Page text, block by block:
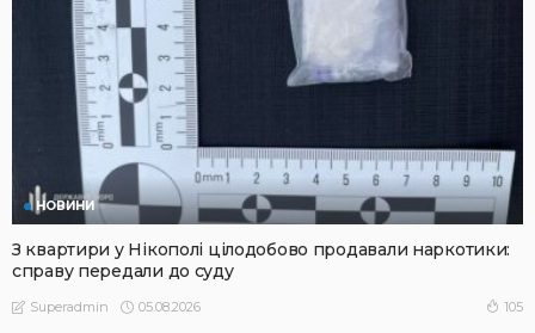
НОВИНИ
З квартири у Нікополі цілодобово продавали наркотики:
справу передали до суду
Superadmin 05.08.2026 105